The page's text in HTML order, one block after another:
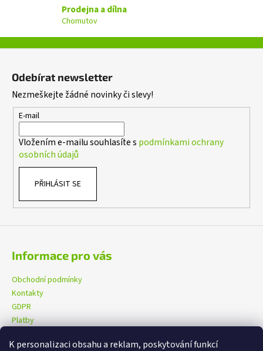
K personalizaci obsahu a reklam, poskytování funkcí
v
ý
s
Prodejna a dílna
Chomutov
Odebírat newsletter
Nezmeškejte žádné novinky či slevy!
E-mail
Vložením e-mailu souhlasíte s podmínkami ochrany
osobních údajů
PŘIHLÁSIT SE
Informace pro vás
Obchodní podmínky
Kontakty
GDPR
Platby